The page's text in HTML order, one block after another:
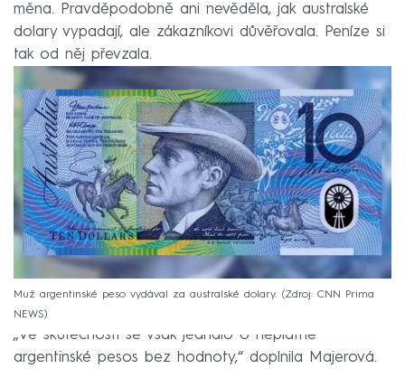
měna. Pravděpodobně ani nevěděla, jak australské
dolary vypadají, ale zákazníkovi důvěřovala. Peníze si
tak od něj převzala.
Muž argentinské peso vydával za australské dolary.
Zdroj: CNN Prima
NEWS
„Ve skutečnosti se však jednalo o neplatné
argentinské pesos bez hodnoty,“ doplnila Majerová.